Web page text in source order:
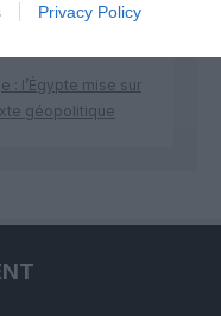
Privacy Policy
: l’Égypte mise sur
géopolitique